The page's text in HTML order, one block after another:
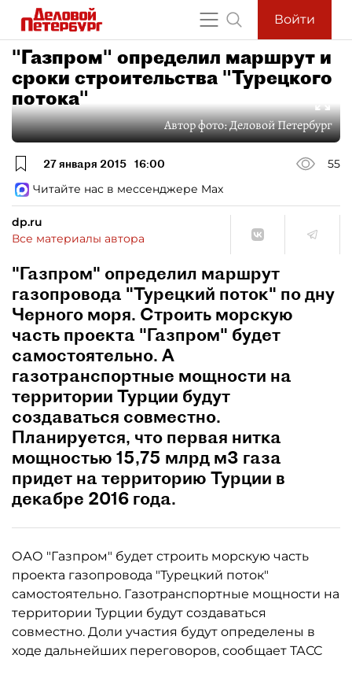
Войти
"Газпром" определил маршрут и
сроки строительства "Турецкого
потока"
Автор фото:Деловой Петербург
27 января 2015 16:00
55
Читайте нас в мессенджере Max
dp.ru
Все материалы автора
"Газпром" определил маршрут
газопровода "Турецкий поток" по дну
Черного моря. Строить морскую
часть проекта "Газпром" будет
самостоятельно. А
газотранспортные мощности на
территории Турции будут
создаваться совместно.
Планируется, что первая нитка
мощностью 15,75 млрд м3 газа
придет на территорию Турции в
декабре 2016 года.
ОАО "Газпром" будет строить морскую часть
проекта газопровода "Турецкий поток"
самостоятельно. Газотранспортные мощности на
территории Турции будут создаваться
совместно. Доли участия будут определены в
ходе дальнейших переговоров, сообщает ТАСС